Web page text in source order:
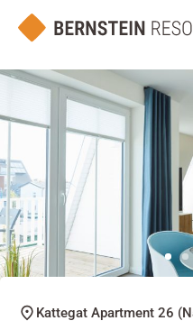
Kattegat Apartment 26